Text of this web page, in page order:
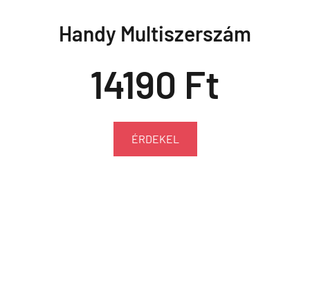
Handy Multiszerszám
14190 Ft
ÉRDEKEL